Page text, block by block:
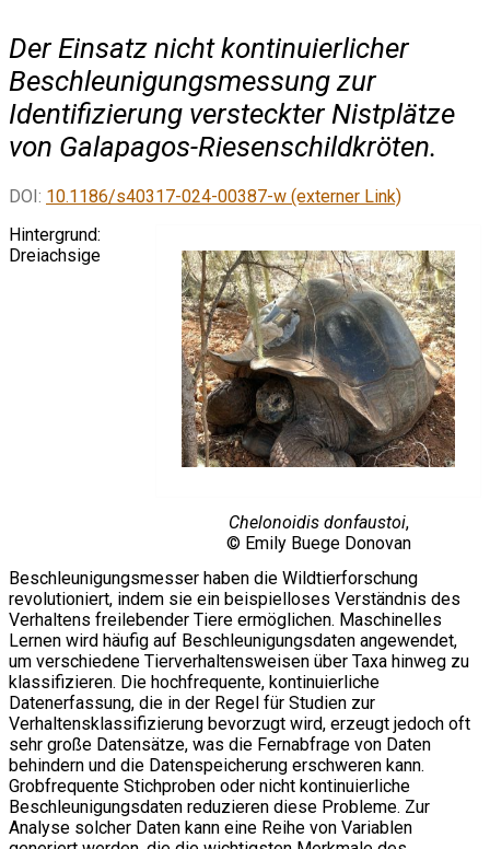
Der Einsatz nicht kontinuierlicher
Beschleunigungsmessung zur
Identifizierung versteckter Nistplätze
von Galapagos-Riesenschildkröten.
DOI: 10.1186/s40317-024-00387-w (externer Link)
Chelonoidis donfaustoi,
© Emily Buege Donovan
Hintergrund:
Dreiachsige
Beschleunigungsmesser haben die Wildtierforschung
revolutioniert, indem sie ein beispielloses Verständnis des
Verhaltens freilebender Tiere ermöglichen. Maschinelles
Lernen wird häufig auf Beschleunigungsdaten angewendet,
um verschiedene Tierverhaltensweisen über Taxa hinweg zu
klassifizieren. Die hochfrequente, kontinuierliche
Datenerfassung, die in der Regel für Studien zur
Verhaltensklassifizierung bevorzugt wird, erzeugt jedoch oft
sehr große Datensätze, was die Fernabfrage von Daten
behindern und die Datenspeicherung erschweren kann.
Grobfrequente Stichproben oder nicht kontinuierliche
Beschleunigungsdaten reduzieren diese Probleme. Zur
Analyse solcher Daten kann eine Reihe von Variablen